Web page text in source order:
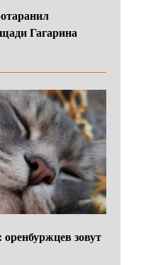
Гагарина
оренбуржцев зовут